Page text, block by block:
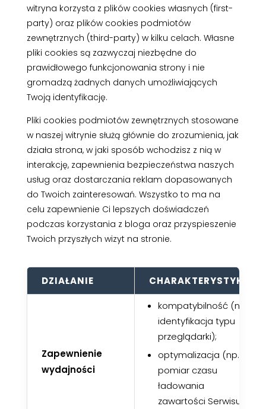
witryna korzysta z plików cookies własnych (first-
party) oraz plików cookies podmiotów
zewnętrznych (third-party) w kilku celach. Własne
pliki cookies są zazwyczaj niezbędne do
prawidłowego funkcjonowania strony i nie
gromadzą żadnych danych umożliwiających
Twoją identyfikację.
Pliki cookies podmiotów zewnętrznych stosowane
w naszej witrynie służą głównie do zrozumienia, jak
działa strona, w jaki sposób wchodzisz z nią w
interakcję, zapewnienia bezpieczeństwa naszych
usług oraz dostarczania reklam dopasowanych
do Twoich zainteresowań. Wszystko to ma na
celu zapewnienie Ci lepszych doświadczeń
podczas korzystania z bloga oraz przyspieszenie
Twoich przyszłych wizyt na stronie.
DZIAŁANIE CHARAKTERYSTYKA
Zapewnienie
wydajności
kompatybilność (np.
identyfikacja typu
przeglądarki);
optymalizacja (np.
pomiar czasu
ładowania
zawartości Serwisu);